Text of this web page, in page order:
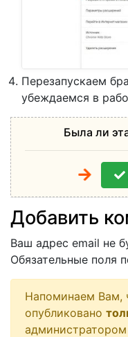
Перезапускаем
убеждаемся в
Была ли
Добавить
Ваш адрес email не
Обязательные поля
Напоминаем Вам,
опубликовано